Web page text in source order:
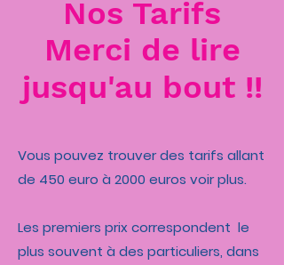
Nos Tarifs
Merci de lire
jusqu'au bout !!
Vous pouvez trouver des tarifs allant
de 450 euro à 2000 euros voir plus.
Les premiers prix correspondent le
plus souvent à des particuliers, dans